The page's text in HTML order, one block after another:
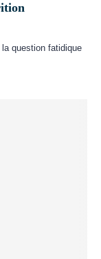
la question fatidique